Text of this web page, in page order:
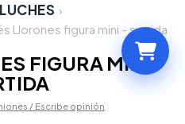
›
Llorones figura mini - surtida
FIGURA MINI -
/ Escribe opinión